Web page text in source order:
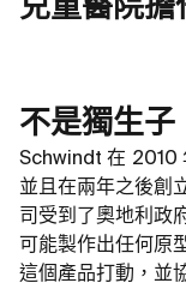
兒童醫院擔
不是獨生子
Schwindt 在 2010
並且在兩年之後創
司受到了奧地利政
可能製作出任何原
這個產品打動，並